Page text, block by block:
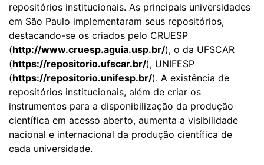
repositórios institucionais. As principais universidades
em São Paulo implementaram seus repositórios,
destacando-se os criados pelo CRUESP
(http://www.cruesp.aguia.usp.br/), o da UFSCAR
(https://repositorio.ufscar.br/), UNIFESP
(https://repositorio.unifesp.br/). A existência de
repositórios institucionais, além de criar os
instrumentos para a disponibilização da produção
científica em acesso aberto, aumenta a visibilidade
nacional e internacional da produção científica de
cada universidade.